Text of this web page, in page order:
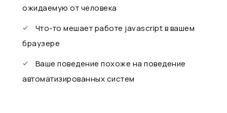
ожидаемую от человека
Что-то мешает работе javascript в вашем
браузере
Ваше поведение похоже на поведение
автоматизированных систем